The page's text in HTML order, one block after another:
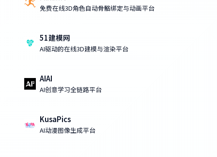
免费在线3D角色自动骨骼绑定与动画平台
51建模网
AI驱动的在线3D建模与渲染平台
AIAI
AI创意学习全链路平台
KusaPics
AI动漫图像生成平台